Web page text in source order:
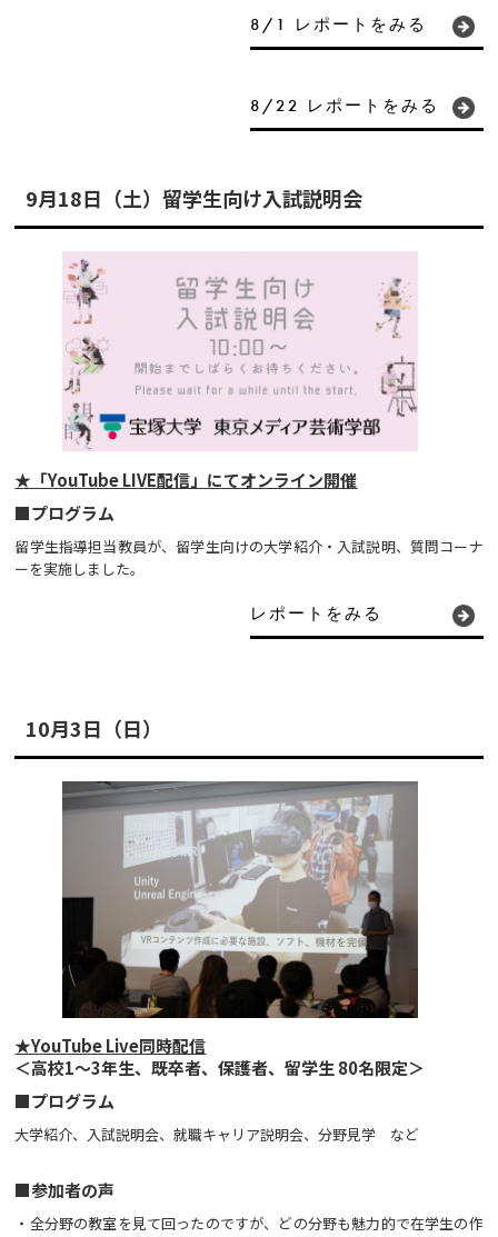
8/1 レポートをみる
8/22 レポートをみる
9月18日（土）留学生向け入試説明会
★「YouTube LIVE配信」にてオンライン開催
■プログラム
留学生指導担当教員が、留学生向けの大学紹介・入試説明、質問コーナ
ーを実施しました。
レポートをみる
10月3日（日）
★YouTube Live同時配信
＜高校1～3年生、既卒者、保護者、留学生 80名限定＞
■プログラム
大学紹介、入試説明会、就職キャリア説明会、分野見学 など
■参加者の声
・全分野の教室を見て回ったのですが、どの分野も魅力的で在学生の作